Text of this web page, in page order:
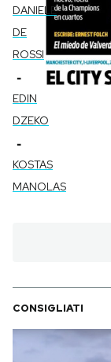
DANIELE
DE
ROSSI
-
EDIN
DZEKO
-
KOSTAS
MANOLAS
CONSIGLIATI